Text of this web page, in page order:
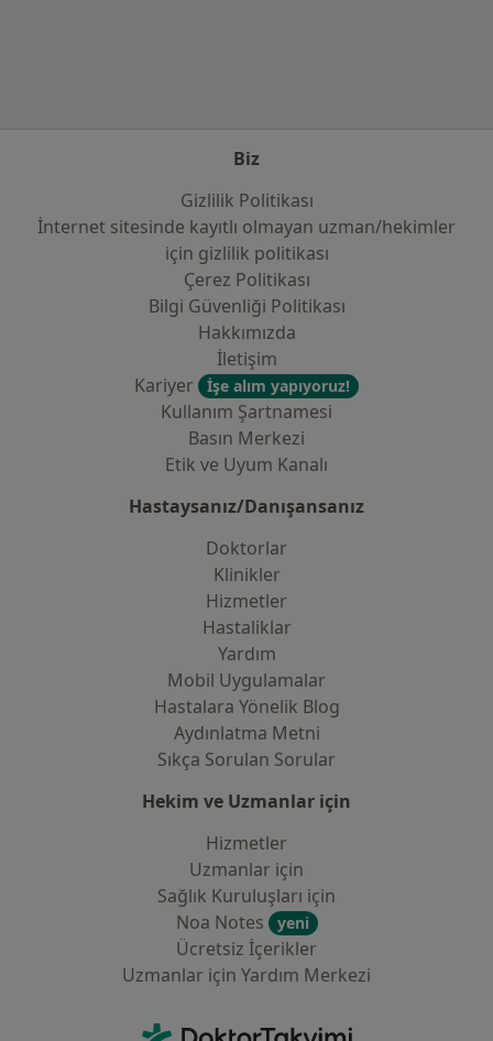
Biz
Gizlilik Politikası
İnternet sitesinde kayıtlı olmayan uzman/hekimler
i̇çin gizlilik politikası
Çerez Politikası
Bilgi Güvenliği Politikası
Hakkımızda
İletişim
Kariyer
İşe alım yapıyoruz!
Kullanım Şartnamesi
Basın Merkezi
Etik ve Uyum Kanalı
Hastaysanız/Danışansanız
Doktorlar
Klinikler
Hizmetler
Hastaliklar
Yardım
Mobil Uygulamalar
Hastalara Yönelik Blog
Aydınlatma Metni
Sıkça Sorulan Sorular
Hekim ve Uzmanlar için
Hizmetler
Uzmanlar için
Sağlık Kuruluşları için
Noa Notes
yeni
Ücretsiz İçerikler
Uzmanlar için Yardım Merkezi
DoktorTakvimi - Ana Sayfa